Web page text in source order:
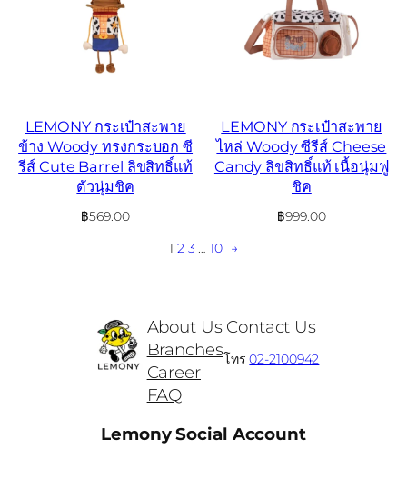
LEMONY กระเป๋าสะพาย
ข้าง Woody ทรงกระบอก ซี
รีส์ Cute Barrel ลิขสิทธิ์แท้
ตัวนุ่มชิค
฿569.00
LEMONY กระเป๋าสะพาย
ไหล่ Woody ซีรีส์ Cheese
Candy ลิขสิทธิ์แท้ เนื้อนุ่มฟู
ชิค
฿999.00
1 2 3 … 10 →
About Us
Branches
Career
FAQ
Contact Us
โทร02-2100942
Lemony Social Account